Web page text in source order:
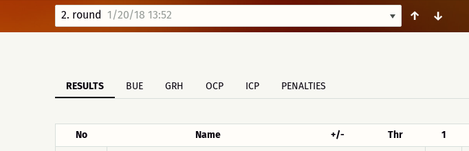
2. round 1/20/18 13:52 ↑ ↓
RESULTS BUE GRH OCP ICP PENALTIES
No Name +/- Thr 1